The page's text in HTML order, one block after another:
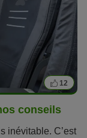
12
conseils
inévitable. C’est